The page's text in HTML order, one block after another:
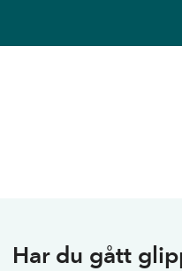
Har du gått